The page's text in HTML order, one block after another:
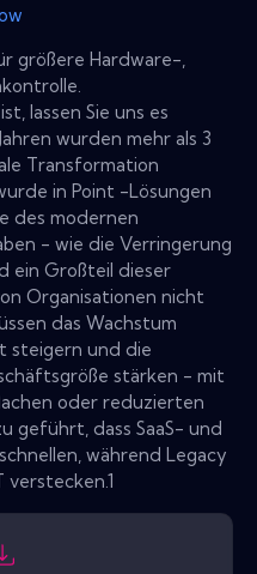
größere Hardware-,
lassen Sie uns es
wurden mehr als 3
Transformation
in Point -Lösungen
des modernen
- wie die Verringerung
ein Großteil dieser
Organisationen nicht
das Wachstum
steigern und die
stärken - mit
oder reduzierten
geführt, dass SaaS- und
während Legacy
verstecken.1